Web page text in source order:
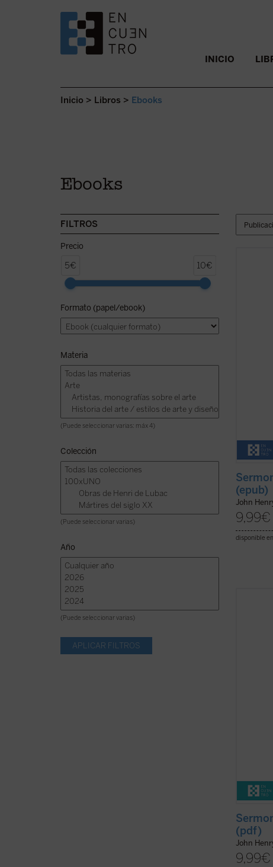
SALTAR AL CONTENIDO. INICIO
Inicio > Libros > Ebooks
Ebooks
FILTROS
Precio
5€ 10€
Formato (papel/ebook)
Materia
(Puede seleccionar varias: máx 4)
Colección
(Puede seleccionar varias)
Año
(Puede seleccionar varias)
Los
1836 y
que
este
(epub)
John
9,99€
disponible
En
(pdf)
John
9,99€